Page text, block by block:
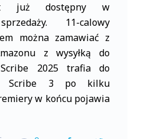
już dostępny w
11-calowy
można zamawiać z
z wysyłką do
2025 trafia do
Scribe 3 po kilku
w końcu pojawia